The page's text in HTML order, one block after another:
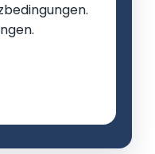
.
.